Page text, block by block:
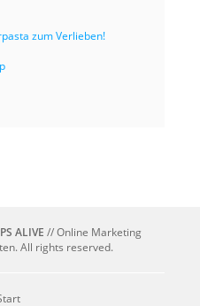
zum Verlieben!
ALIVE // Online Marketing
All rights reserved.